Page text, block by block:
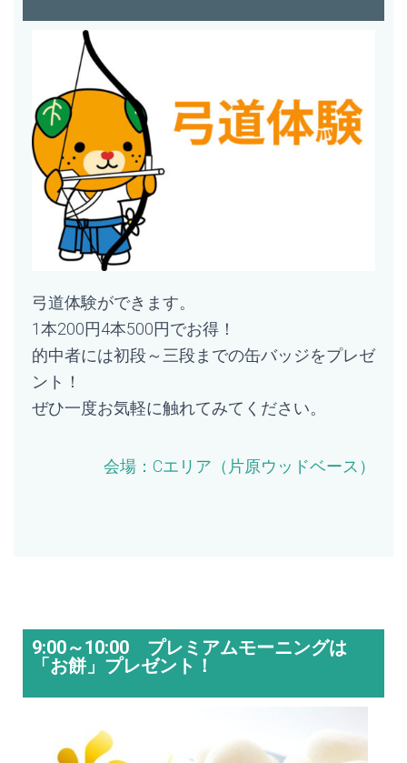
弓道体験ができます。
1本200円4本500円でお得！
的中者には初段～三段までの缶バッジをプレゼ
ント！
ぜひ一度お気軽に触れてみてください。
会場：Cエリア（片原ウッドベース）
9:00～10:00 プレミアムモーニングは
「お餅」プレゼント！